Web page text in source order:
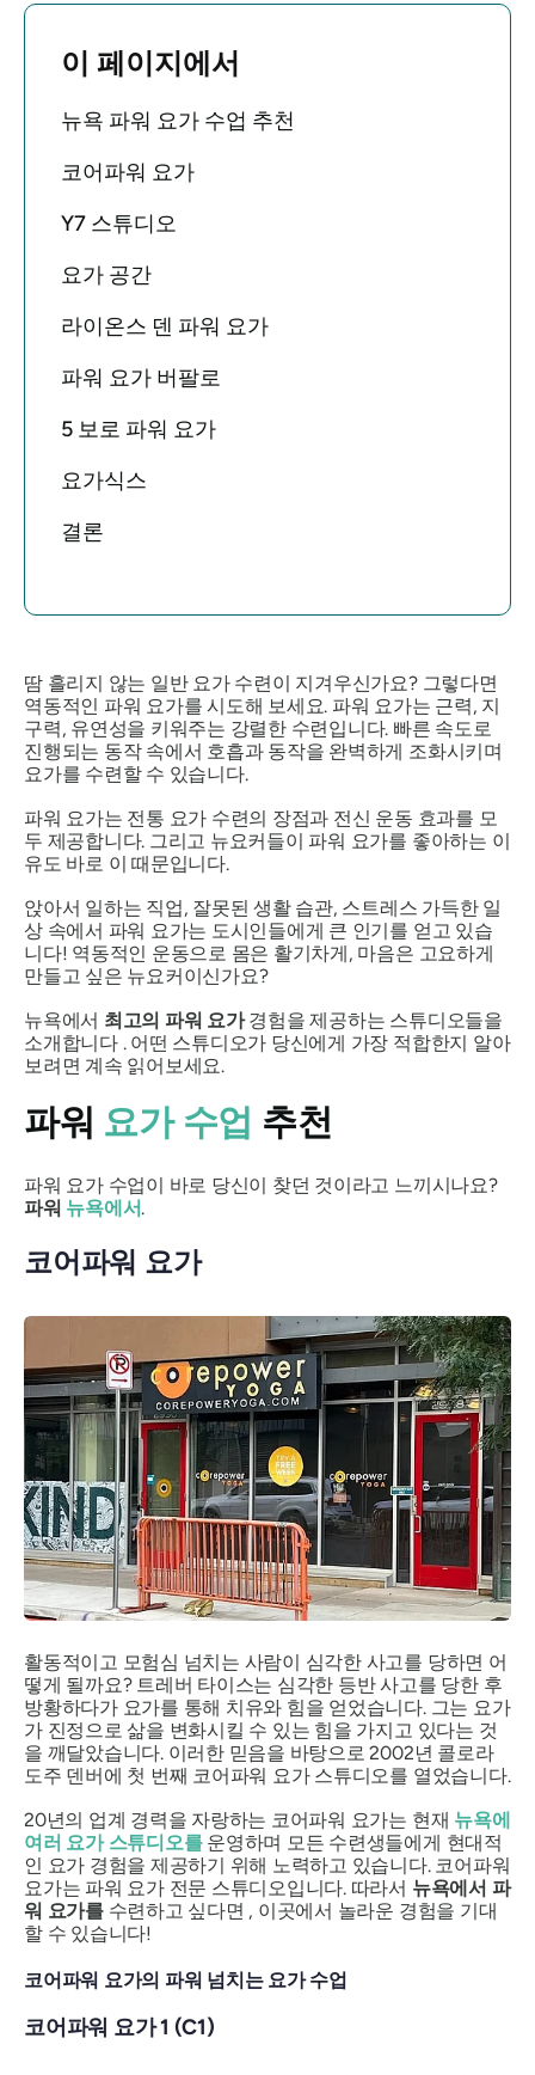
이 페이지에서
뉴욕 파워 요가 수업 추천
코어파워 요가
Y7 스튜디오
요가 공간
라이온스 덴 파워 요가
파워 요가 버팔로
5 보로 파워 요가
요가식스
결론
땀 흘리지 않는 일반 요가 수련이 지겨우신가요? 그렇다면
역동적인 파워 요가를 시도해 보세요. 파워 요가는 근력, 지
구력, 유연성을 키워주는 강렬한 수련입니다. 빠른 속도로
진행되는 동작 속에서 호흡과 동작을 완벽하게 조화시키며
요가를 수련할 수 있습니다.
파워 요가는 전통 요가 수련의 장점과 전신 운동 효과를 모
두 제공합니다. 그리고 뉴요커들이 파워 요가를 좋아하는 이
유도 바로 이 때문입니다.
앉아서 일하는 직업, 잘못된 생활 습관, 스트레스 가득한 일
상 속에서 파워 요가는 도시인들에게 큰 인기를 얻고 있습
니다! 역동적인 운동으로 몸은 활기차게, 마음은 고요하게
만들고 싶은 뉴요커이신가요?
뉴욕에서 최고의 파워 요가경험을 제공하는 스튜디오들을
소개합니다 . 어떤 스튜디오가 당신에게 가장 적합한지 알아
보려면 계속 읽어보세요.
파워 요가 수업 추천
파워 요가 수업이 바로 당신이 찾던 것이라고 느끼시나요?
파워 뉴욕에서.
코어파워 요가
활동적이고 모험심 넘치는 사람이 심각한 사고를 당하면 어
떻게 될까요? 트레버 타이스는 심각한 등반 사고를 당한 후
방황하다가 요가를 통해 치유와 힘을 얻었습니다. 그는 요가
가 진정으로 삶을 변화시킬 수 있는 힘을 가지고 있다는 것
을 깨달았습니다. 이러한 믿음을 바탕으로 2002년 콜로라
도주 덴버에 첫 번째 코어파워 요가 스튜디오를 열었습니다.
20년의 업계 경력을 자랑하는 코어파워 요가는 현재 뉴욕에
여러 요가 스튜디오를운영하며 모든 수련생들에게 현대적
인 요가 경험을 제공하기 위해 노력하고 있습니다. 코어파워
요가는 파워 요가 전문 스튜디오입니다. 따라서 뉴욕에서 파
워 요가를수련하고 싶다면 , 이곳에서 놀라운 경험을 기대
할 수 있습니다!
코어파워 요가의 파워 넘치는 요가 수업
코어파워 요가 1 (C1)